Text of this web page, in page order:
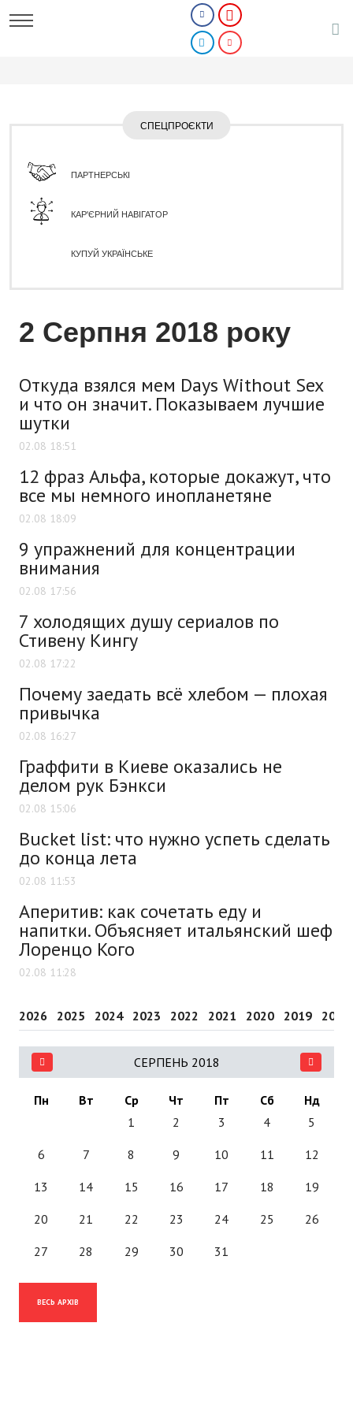
СПЕЦПРОЄКТИ
ПАРТНЕРСЬКІ
КАР'ЄРНИЙ НАВІГАТОР
КУПУЙ УКРАЇНСЬКЕ
2 Серпня 2018 року
Откуда взялся мем Days Without Sex
и что он значит. Показываем лучшие
шутки
02.08 18:51
12 фраз Альфа, которые докажут, что
все мы немного инопланетяне
02.08 18:09
9 упражнений для концентрации
внимания
02.08 17:56
7 холодящих душу сериалов по
Стивену Кингу
02.08 17:22
Почему заедать всё хлебом — плохая
привычка
02.08 16:27
Граффити в Киеве оказались не
делом рук Бэнкси
02.08 15:06
Bucket list: что нужно успеть сделать
до конца лета
02.08 11:53
Аперитив: как сочетать еду и
напитки. Объясняет итальянский шеф
Лоренцо Кого
02.08 11:28
2026 2025 2024 2023 2022 2021 2020 2019 2018
СЕРПЕНЬ 2018
Пн Вт Ср Чт Пт Сб
Нд
1
2 3 4 5
6 7 8 9 10 11 12
13 14 15 16 17 18 19
20 21 22 23 24 25 26
27 28 29 30 31
ВЕСЬ АРХІВ